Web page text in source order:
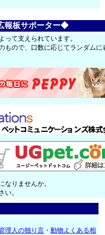
報板サポーター◆
って支えられています。
もので、口数に応じてランダムに
なりませんか。
い。
理人の独り言 ・動物よくある相